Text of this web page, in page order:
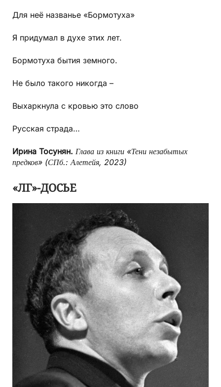
Для неё названье «Бормотуха»
Я придумал в духе этих лет.
Бормотуха бытия земного.
Не было такого никогда –
Выхаркнула с кровью это слово
Русская страда…
Ирина Тосунян. Глава из книги «Тени незабытых
предков» (СПб.: Алетейя, 2023)
«ЛГ»-ДОСЬЕ